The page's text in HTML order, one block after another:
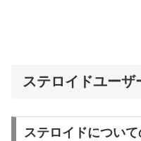
ステロイドユーザ
ステロイドについ